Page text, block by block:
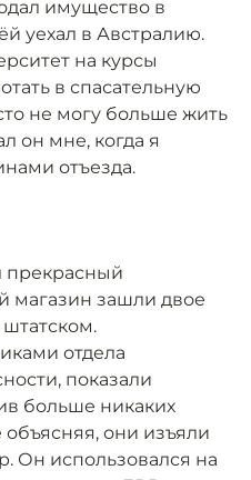
имущество в
уехал в Австралию.
на курсы
в спасательную
не могу больше жить
он мне, когда я
отъезда.
магазин зашли двое
отдела
показали
больше никаких
они изъяли
Он использовался на